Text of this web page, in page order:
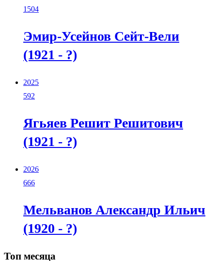
1504
Эмир-Усейнов Сейт-Вели
(1921 - ?)
2025
592
Ягьяев Решит Решитович
(1921 - ?)
2026
666
Мельванов Александр Ильич
(1920 - ?)
Топ месяца